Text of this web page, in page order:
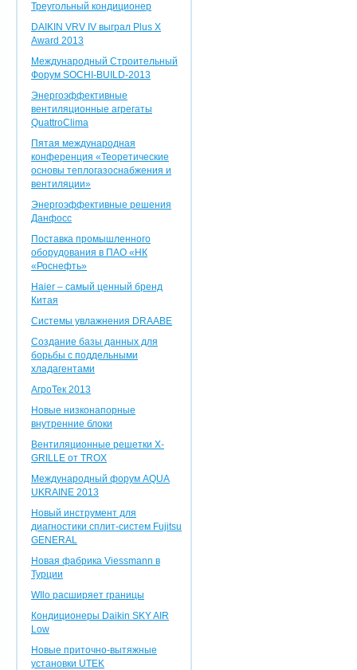
Треугольный кондиционер
DAIKIN VRV IV выграл Plus X
Award 2013
Международный Строительный
Форум SOCHI-BUILD-2013
Энергоэффективные
вентиляционные агрегаты
QuattroClima
Пятая международная
конференция «Теоретические
основы теплогазоснабжения и
вентиляции»
Энергоэффективные решения
Данфосс
Поставка промышленного
оборудования в ПАО «НК
«Роснефть»
Haier – самый ценный бренд
Китая
Системы увлажнения DRAABE
Создание базы данных для
борьбы с поддельными
хладагентами
АгроТек 2013
Новые низконапорные
внутренние блоки
Вентиляционные решетки X-
GRILLE от TROX
Международный форум AQUA
UKRAINE 2013
Новый инструмент для
диагностики сплит-систем Fujitsu
GENERAL
Новая фабрика Viessmann в
Турции
WIlo расширяет границы
Кондиционеры Daikin SKY AIR
Low
Новые приточно-вытяжные
установки UTEK